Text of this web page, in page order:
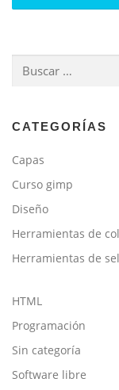
Buscar:
CATEGORÍAS
Capas
Curso gimp
Diseño
Herramientas de
Herramientas de
HTML
Programación
Sin categoría
Software libre